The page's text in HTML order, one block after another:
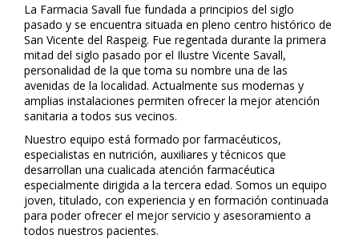
La Farmacia Savall fue fundada a principios del siglo
pasado y se encuentra situada en pleno centro histórico de
San Vicente del Raspeig. Fue regentada durante la primera
mitad del siglo pasado por el Ilustre Vicente Savall,
personalidad de la que toma su nombre una de las
avenidas de la localidad. Actualmente sus modernas y
amplias instalaciones permiten ofrecer la mejor atención
sanitaria a todos sus vecinos.
Nuestro equipo está formado por farmacéuticos,
especialistas en nutrición, auxiliares y técnicos que
desarrollan una cualificada atención farmacéutica
especialmente dirigida a la tercera edad. Somos un equipo
joven, titulado, con experiencia y en formación continuada
para poder ofrecer el mejor servicio y asesoramiento a
todos nuestros pacientes.